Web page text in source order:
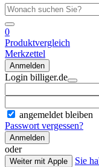
0
Produktvergleich
Merkzettel
Anmelden
Login billiger.de
angemeldet bleiben
Passwort vergessen?
Anmelden
oder
Weiter mit Apple
Sie